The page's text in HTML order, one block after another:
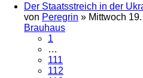
Der Staatsstreich in der
von Peregrin » Mittwoch
Brauhaus
1
…
111
112